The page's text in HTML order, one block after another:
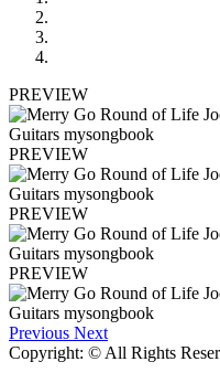
PREVIEW
PREVIEW
PREVIEW
PREVIEW
Previous Next
Copyright: © All Rights